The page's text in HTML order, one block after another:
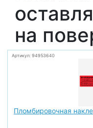
на
Артикул: 94953640
Пломбировочная